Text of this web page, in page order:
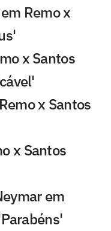
Remo x
x Santos
x Santos
x Santos
em